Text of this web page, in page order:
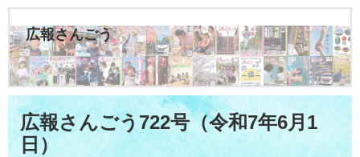
。
て
本
文
へ
広報さんごう
広報さんごう722号（令和7年6月1
日）